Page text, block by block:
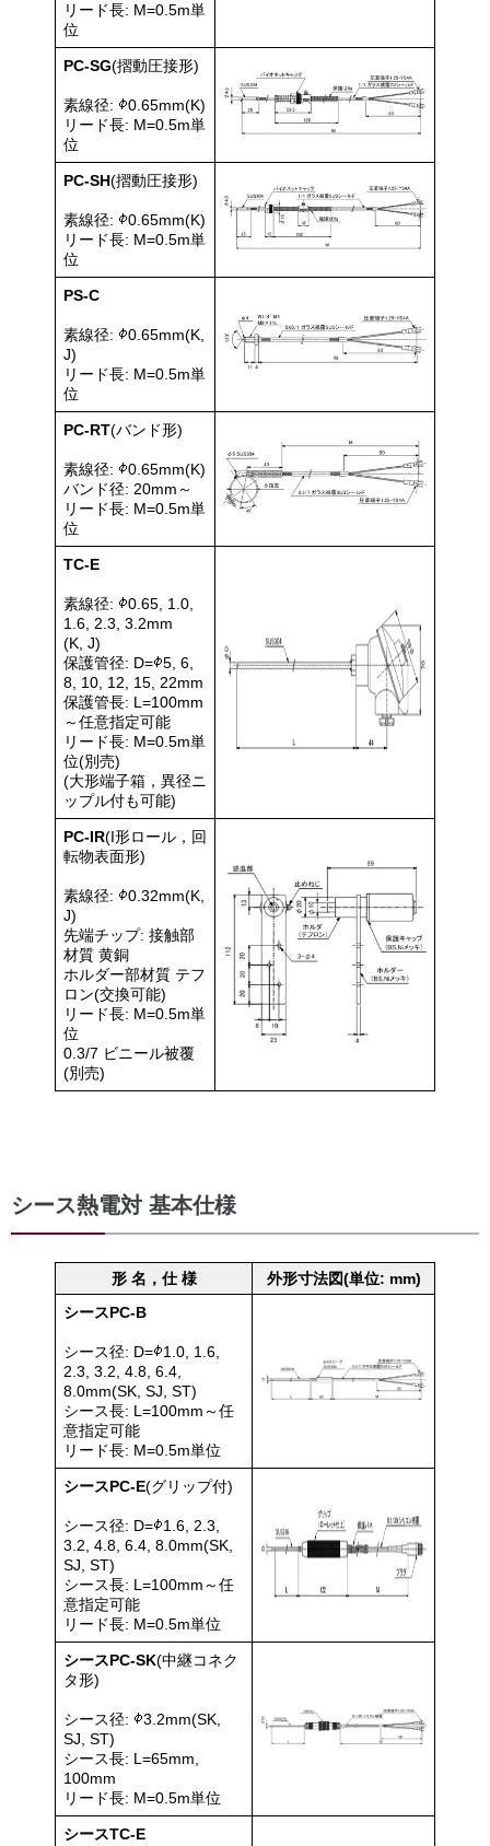
リード長: M=0.5m単
位
PC-SG(摺動圧接形)
素線径:
0.65mm(K)
リード長: M=0.5m単
位
PC-SH(摺動圧接形)
素線径:
0.65mm(K)
リード長: M=0.5m単
位
PS-C
素線径:
0.65mm(K,
J)
リード長: M=0.5m単
位
PC-RT(バンド形)
素線径:
0.65mm(K)
バンド径: 20mm～
リード長: M=0.5m単
位
TC-E
素線径:
0.65, 1.0,
1.6, 2.3, 3.2mm
(K, J)
保護管径: D= 5, 6,
8, 10, 12, 15, 22mm
保護管長: L=100mm
～任意指定可能
リード長: M=0.5m単
位(別売)
(大形端子箱，異径ニ
ップル付も可能)
PC-IR(I形ロール，回
転物表面形)
素線径:
0.32mm(K,
J)
先端チップ: 接触部
材質 黄銅
ホルダー部材質 テフ
ロン(交換可能)
リード長: M=0.5m単
位
0.3/7 ビニール被覆
(別売)
シース熱電対 基本仕様
形 名，仕 様
外形寸法図(単位: mm)
シースPC-B
シース径: D=
1.0, 1.6,
2.3, 3.2, 4.8, 6.4,
8.0mm(SK, SJ, ST)
シース長: L=100mm～任
意指定可能
リード長: M=0.5m単位
シースPC-E(グリップ付)
シース径: D=
1.6, 2.3,
3.2, 4.8, 6.4, 8.0mm(SK,
SJ, ST)
シース長: L=100mm～任
意指定可能
リード長: M=0.5m単位
シースPC-SK(中継コネク
タ形)
シース径:
3.2mm(SK,
SJ, ST)
シース長: L=65mm,
100mm
リード長: M=0.5m単位
シースTC-E